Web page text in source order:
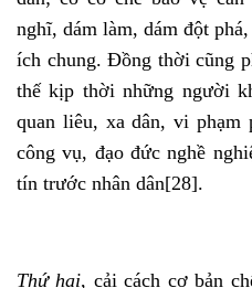
nghĩ, dám làm, dám đột
ích chung. Đồng thời cũng
thế kịp thời những người
quan liêu, xa dân, vi phạm
công vụ, đạo đức nghề
tín trước nhân dân[28].
Thứ hai, cải cách cơ bản